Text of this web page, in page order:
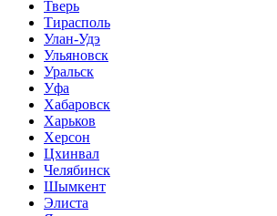
Тверь
Тирасполь
Улан-Удэ
Ульяновск
Уральск
Уфа
Хабаровск
Харьков
Херсон
Цхинвал
Челябинск
Шымкент
Элиста